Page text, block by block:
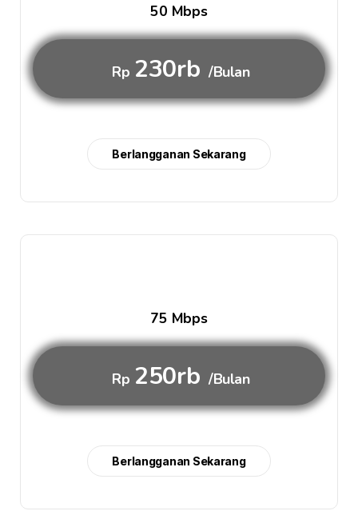
50 Mbps
Rp 230rb /Bulan
Berlangganan Sekarang
75 Mbps
Rp 250rb /Bulan
Berlangganan Sekarang